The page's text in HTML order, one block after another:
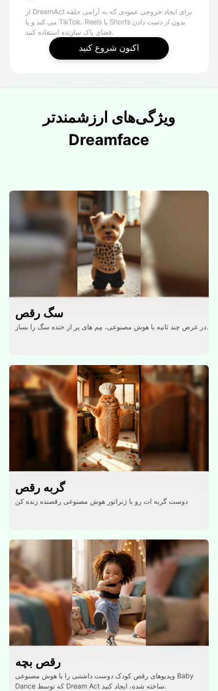
از DreamAct برای ایجاد خروجی عمودی که به آرامی حلقه
می کند و با TikTok، Reels یا Shorts بدون از دست دادن
فضای پاک سازنده استفاده کنید.
اکنون شروع کنید
ویژگی‌های ارزشمندتر
Dreamface
سگ رقص
در عرض چند ثانیه با هوش مصنوعی، مِم های پر از خنده سگ را بساز.
گربه رقص
دوست گربه ات رو با ژنراتور هوش مصنوعی رقصنده زنده کن
رقص بچه
ویدیوهای رقص کودک دوست داشتنی را با هوش مصنوعی Baby
Dance که توسط Dream Act ساخته شده، ایجاد کنید.